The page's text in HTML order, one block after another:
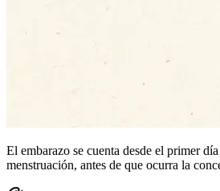
El embarazo se cuenta desde el primer
menstruación, antes de que ocurra la